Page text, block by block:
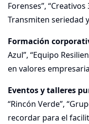
Forenses”,
Transmiten seriedad
Formación
Azul”, “Equipo
en valores
Eventos y talleres
“Rincón Verde”,
recordar para el